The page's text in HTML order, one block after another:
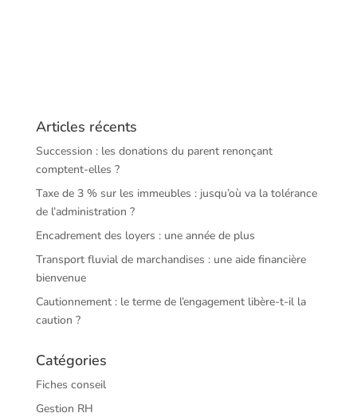
Articles récents
Succession : les donations du parent renonçant
comptent-elles ?
Taxe de 3 % sur les immeubles : jusqu’où va la tolérance
de l’administration ?
Encadrement des loyers : une année de plus
Transport fluvial de marchandises : une aide financière
bienvenue
Cautionnement : le terme de l’engagement libère-t-il la
caution ?
Catégories
Fiches conseil
Gestion RH